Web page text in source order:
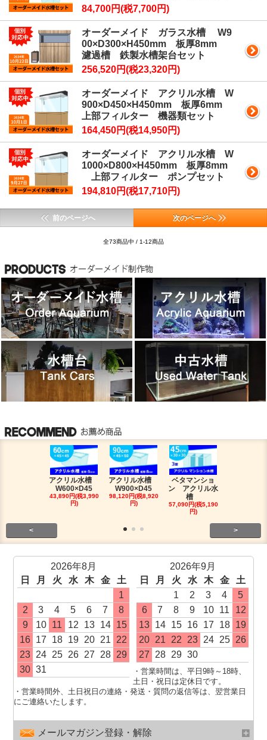
84,700円(税7,700円)
オーダーメイド ガラス水槽 W9
00×D300×H450mm 板厚8mm
濾過槽 鉄製水槽架台セット
256,520円(税23,320円)
オーダーメイド アクリル水槽 W
900×D450×H450mm 板厚6mm
上部フィルター 機器類セット
164,450円(税14,950円)
オーダーメイド アクリル水槽 W
1000×D800×H450mm 板厚8mm
上部フィルター ポンプセット
194,810円(税17,710円)
前のページへ 次のページへ
全73商品中 / 1-12商品
アクリル水槽
W600×D45
43,890円(税3,990
円)
アクリル水槽
W900×D45
98,120円(税8,920
円)
ベタマンショ
ン アクリル水
槽
57,090円(税5,190
円)
< >
2026年8月
日
月 火 水 木 金
土
1
2
3 4 5 6 7
8
9
10 11 12 13 14 15
16 17 18 19 20 21
22
23 24 25 26 27 28 29
30 31
2026年9月
日
月 火 水 木 金
土
1
2 3 4
5
6
7 8 9 10 11
12
13 14 15 16 17 18 19
20 21 22 23 24 25 26
27
28 29 30
・営業時間は、平日9時～18時、
土日・祝日は定休日です。
・営業時間外、土日祝日の連絡・発送・質問の返信等は、翌営業日
にご連絡いたします。
メールマガジン登録・解除